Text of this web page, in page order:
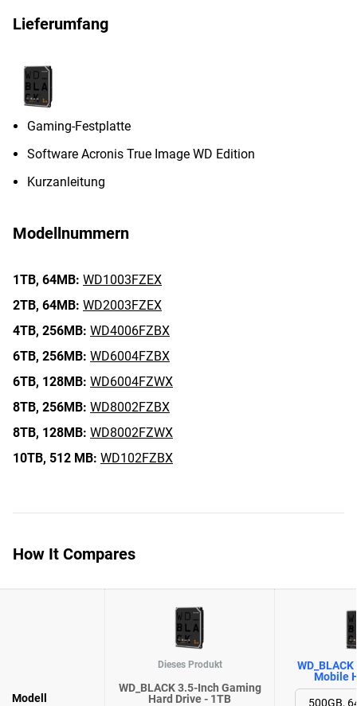
Lieferumfang
Gaming-Festplatte
Software Acronis True Image WD Edition
Kurzanleitung
Modellnummern
1TB, 64MB: WD1003FZEX
2TB, 64MB: WD2003FZEX
4TB, 256MB: WD4006FZBX
6TB, 256MB: WD6004FZBX
6TB, 128MB: WD6004FZWX
8TB, 256MB: WD8002FZBX
8TB, 128MB: WD8002FZWX
10TB, 512 MB: WD102FZBX
How It Compares
Modell
Dieses Produkt
WD_BLACK 3.5-Inch Gaming
Hard Drive - 1TB
Mobile